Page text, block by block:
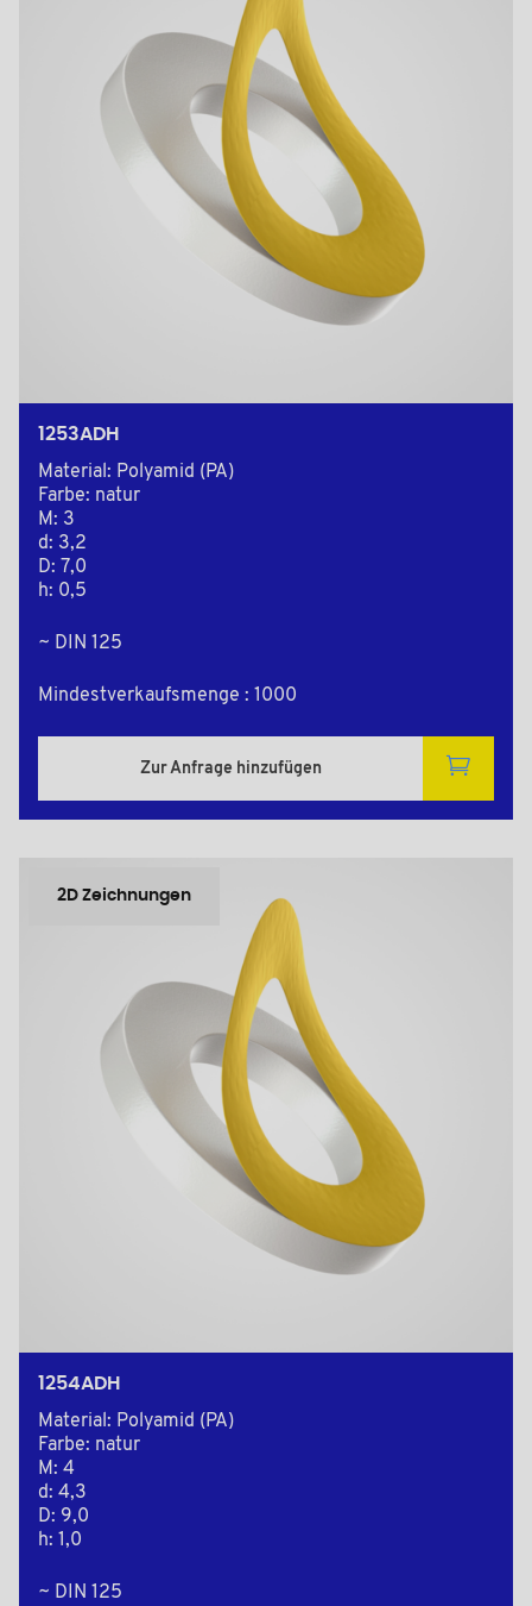
1253ADH
Material: Polyamid (PA)
Farbe: natur
M: 3
d: 3,2
D: 7,0
h: 0,5
~ DIN 125
Mindestverkaufsmenge : 1000
Zur Anfrage hinzufügen
2D Zeichnungen
1254ADH
Material: Polyamid (PA)
Farbe: natur
M: 4
d: 4,3
D: 9,0
h: 1,0
~ DIN 125